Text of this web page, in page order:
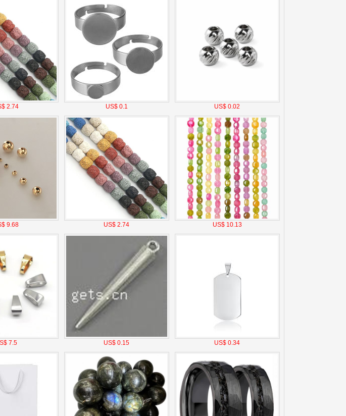
2.74 US$ 0.1 US$ 0.02
9.68 US$ 2.74 US$ 10.13
7.5 US$ 0.15 US$ 0.34